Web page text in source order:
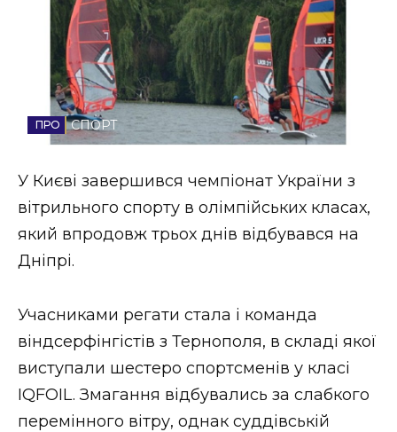
Спорт
Стиль життя
Втрачений Ужгород
ЗАКАРПАТСЬКІ НОВИНИ
НОВИНИ ЗАХІДНОЇ УКРАЇНИ
ФОТО
СПОРТ
У Києві завершився чемпіонат України з
вітрильного спорту в олімпійських класах,
який впродовж трьох днів відбувався на
Дніпрі.
Учасниками регати стала і команда
віндсерфінгістів з Тернополя, в складі якої
виступали шестеро спортсменів у класі
IQFOIL. Змагання відбувались за слабкого
перемінного вітру, однак суддівській